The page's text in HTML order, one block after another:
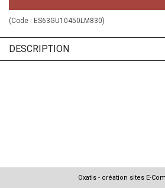
(Code : ES63GU10450LM830)
DESCRIPTION
Oxatis - création sites E-